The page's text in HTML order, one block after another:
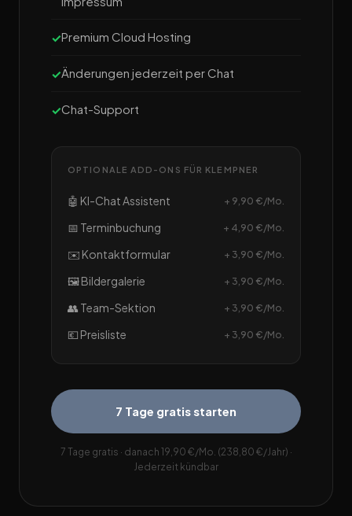
Premium Cloud Hosting
Änderungen jederzeit per Chat
Chat-Support
OPTIONALE ADD-ONS FÜR KLEMPNER
🤖 KI-Chat Assistent + 9,90 €/Mo.
📅 Terminbuchung + 4,90 €/Mo.
✉️ Kontaktformular + 3,90 €/Mo.
🖼️ Bildergalerie + 3,90 €/Mo.
👥 Team-Sektion + 3,90 €/Mo.
💶 Preisliste + 3,90 €/Mo.
7 Tage gratis starten
7 Tage gratis · danach 19,90 €/Mo. (238,80 €/Jahr) ·
Jederzeit kündbar